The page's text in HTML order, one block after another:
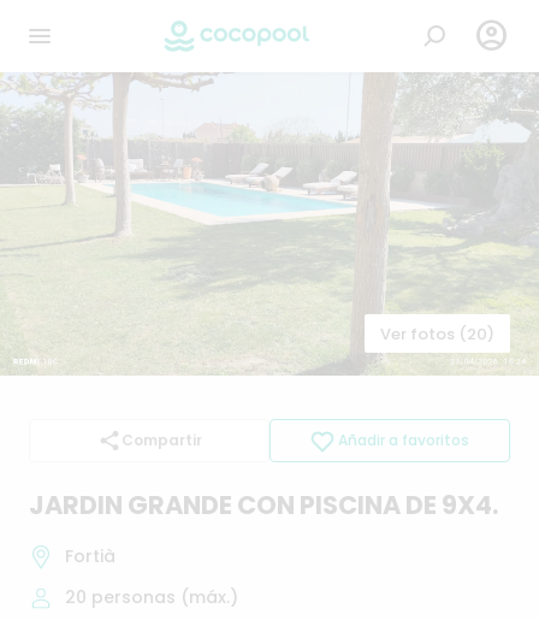

Ver fotos (20)
Compartir Añadir a favoritos
JARDIN GRANDE CON PISCINADE 9X4.
Fortià
20 personas (máx.)